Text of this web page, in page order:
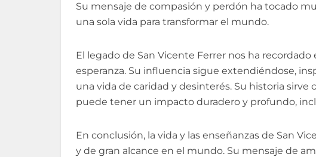
Su mensaje de compasión y perdón ha tocado
una sola vida para transformar el mundo.
El legado de San Vicente Ferrer nos ha
esperanza. Su influencia sigue extendiéndose,
una vida de caridad y desinterés. Su historia
puede tener un impacto duradero y profundo,
En conclusión, la vida y las enseñanzas de San
y de gran alcance en el mundo. Su mensaje de